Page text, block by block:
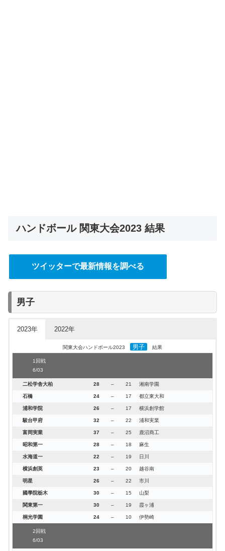
ハンドボール 関東大会2023 結果
ツイッターで最新情報を調べる
男子
2023年 2022年
関東大会ハンドボール2023 男子 結果
1回戦
6/03
二松学舎大柏 28 – 21 湘南学園
石橋 24 – 17 都立東大和
浦和学院 26 – 17 横浜創学館
駿台甲府 32 – 22 浦和実業
富岡実業 37 – 25 鹿沼商工
昭和第一 28 – 18 麻生
水海道一 22 – 19 日川
横浜創英 23 – 20 越谷南
明星 26 – 22 市川
國學院栃木 30 – 15 山梨
関東第一 30 – 19 霞ヶ浦
桐光学園 24 – 10 伊勢崎
2回戦
6/03